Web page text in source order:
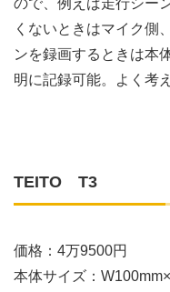
ので、例えば走行シー
くないときはマイク側
ンを録画するときは本
明に記録可能。よく考
TEITO T3
価格：4万9500円
本体サイズ：